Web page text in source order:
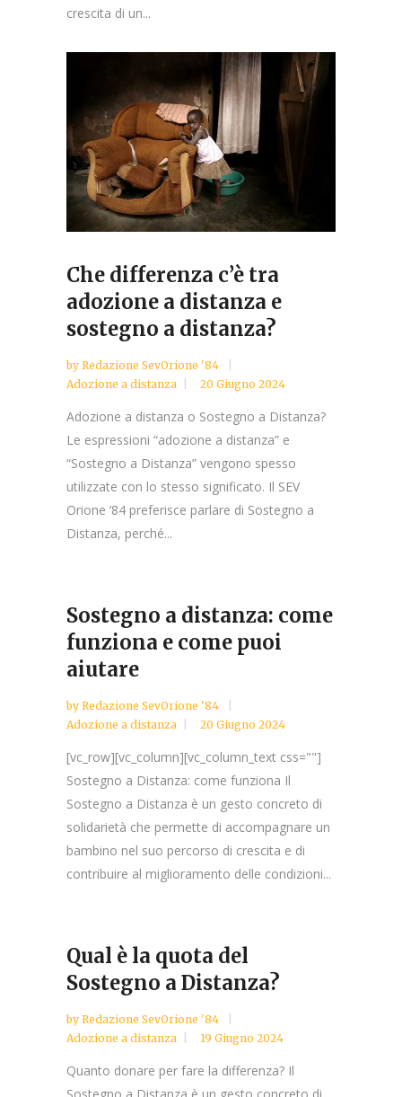
crescita di un...
Che differenza c’è tra
adozione a distanza e
sostegno a distanza?
by Redazione SevOrione '84
Adozione a distanza
20 Giugno 2024
Adozione a distanza o Sostegno a Distanza?
Le espressioni “adozione a distanza” e
“Sostegno a Distanza” vengono spesso
utilizzate con lo stesso significato. Il SEV
Orione ’84 preferisce parlare di Sostegno a
Distanza, perché...
Sostegno a distanza: come
funziona e come puoi
aiutare
by Redazione SevOrione '84
Adozione a distanza
20 Giugno 2024
[vc_row][vc_column][vc_column_text css=""]
Sostegno a Distanza: come funziona Il
Sostegno a Distanza è un gesto concreto di
solidarietà che permette di accompagnare un
bambino nel suo percorso di crescita e di
contribuire al miglioramento delle condizioni...
Qual è la quota del
Sostegno a Distanza?
by Redazione SevOrione '84
Adozione a distanza
19 Giugno 2024
Quanto donare per fare la differenza? Il